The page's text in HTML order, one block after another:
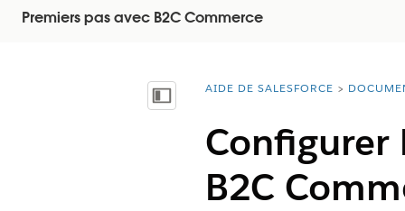
Premiers pas avec B2C Commerce
Afficher la table des matières
Vous êtes ici :
AIDE DE SALESFORCE
Configurer
B2C